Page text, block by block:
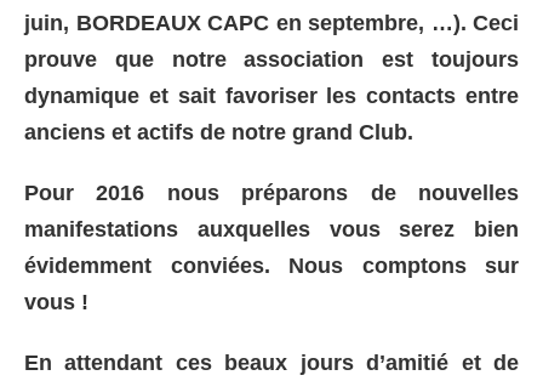
juin, BORDEAUX CAPC en septembre, …). Ceci
prouve que notre association est toujours
dynamique et sait favoriser les contacts entre
anciens et actifs de notre grand Club.
Pour 2016 nous préparons de nouvelles
manifestations auxquelles vous serez bien
évidemment conviées. Nous comptons sur
vous !
En attendant ces beaux jours d’amitié et de